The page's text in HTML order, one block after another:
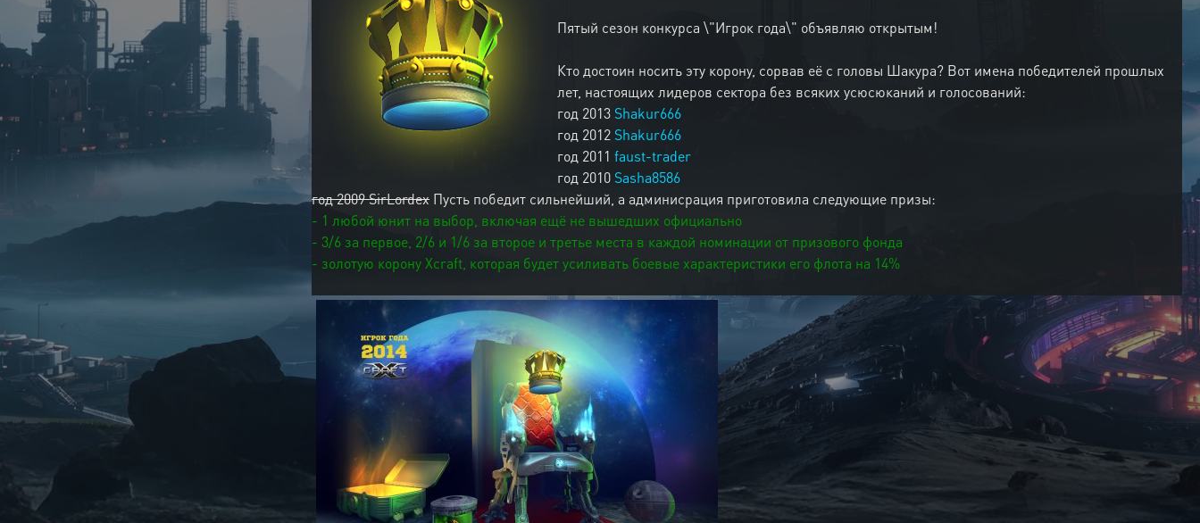
Пятый сезон конкурса \"Игрок года\" объявляю открытым!
Кто достоин носить эту корону, сорвав её с головы Шакура? Вот имена победителей прошлых
лет, настоящих лидеров сектора без всяких усюсюканий и голосований:
год 2013 Shakur666
год 2012 Shakur666
год 2011faust-trader
год 2010 Sasha8586
год 2009 SirLordexПусть победит сильнейший, а админисрация приготовила следующие призы:
- 1 любой юнит на выбор, включая ещё не вышедших официально
- 3/6 за первое, 2/6 и 1/6 за второе и третье места в каждой номинации от призового фонда
- золотую корону Xcraft, которая будет усиливать боевые характеристики его флота на 14%